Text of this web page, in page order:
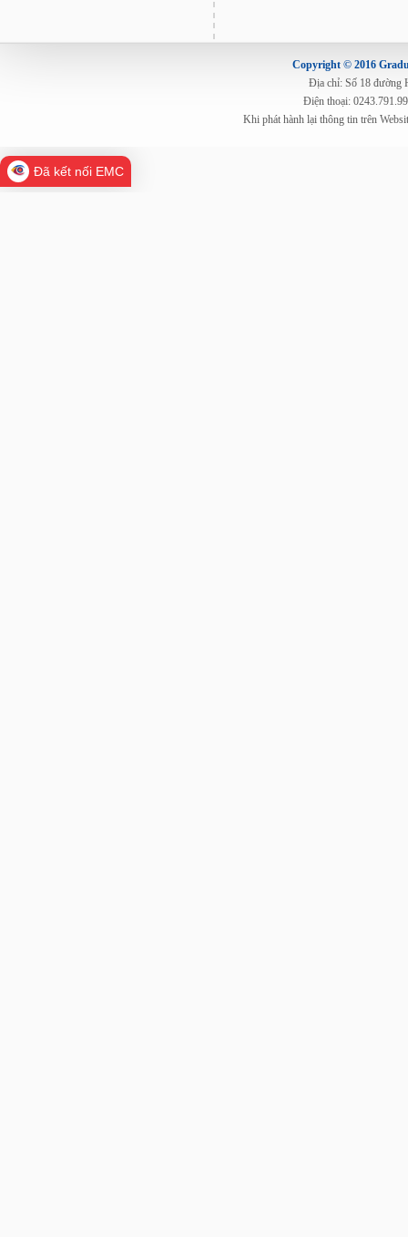
Copyright © 2016
Địa chỉ: Số 18 đường
Điện thoại:
Khi phát hành lại thông tin trên
Đã kết nối EMC